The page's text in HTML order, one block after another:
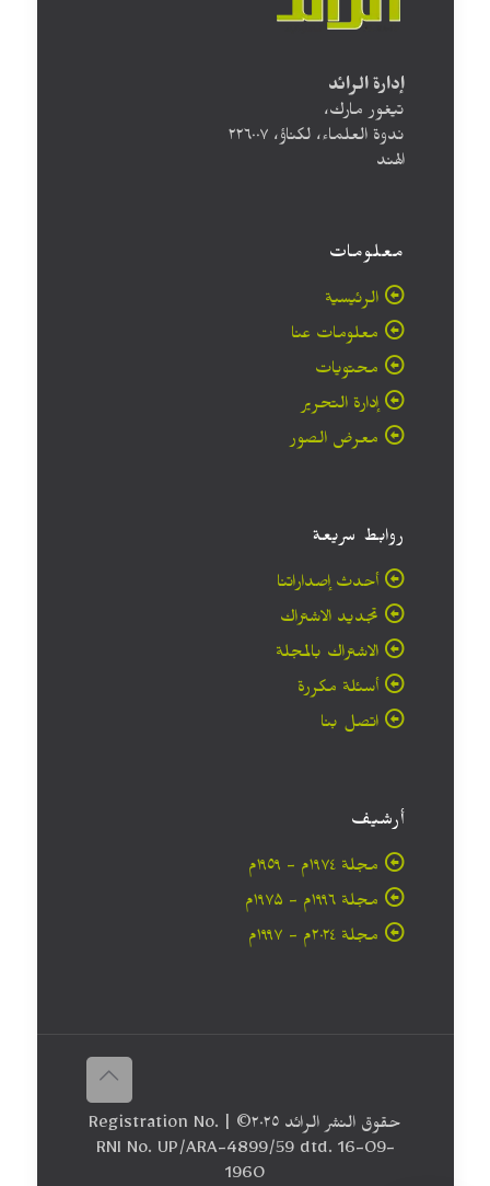
إدارة الرائد
تيغور مارك،
ندوة العلماء، لكناؤ، ۲۲٦۰۰۷
الهند
معلومات
الرئيسية
معلومات عنا
محتويات
إدارة التحرير
معرض الصور
روابط سريعة
أحدث إصداراتنا
تجديد الاشتراك
الاشتراك بالمجلة
أسئلة مكررة
اتصل بنا
أرشيف
مجلة ۱۹۷٤م - ١٩٥٩م
مجلة ۱۹۹٦م - ۱۹۷۵م
مجلة ۲۰۲٤م - ۱۹۹۷م
حقوق النشر الرائد ٢٠۲٥© | Registration No.
RNI No. UP/ARA-4899/59 dtd. 16-09-
1960